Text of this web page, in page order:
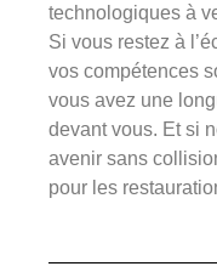
technologiques à
Si vous restez à
vos compétences
vous avez une
devant vous. Et si
avenir sans
pour les